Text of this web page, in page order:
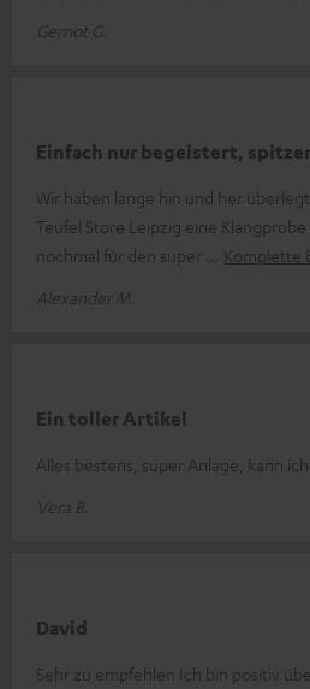
Gernot G.
Einfach nur begeistert,
Wir haben lange hin und her
Teufel Store Leipzig eine
nochmal für den super
Komplette
Alexander M.
Ein toller Artikel
Alles bestens, super Anlage, kann
Vera B.
David
Sehr zu empfehlen Ich bin positiv